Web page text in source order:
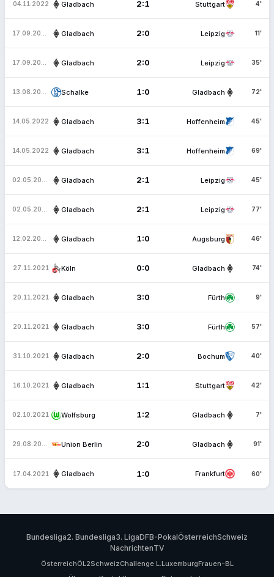
04.11.2022 Gladbach 2:1 Stuttgart 4'
Gladbach 2:0 Leipzig 11'
Gladbach 2:0 Leipzig 35'
Schalke 1:0 Gladbach 72'
14.05.2022 Gladbach 3:1 Hoffenheim 45'
14.05.2022 Gladbach 3:1 Hoffenheim 69'
Gladbach 2:1 Leipzig 45'
Gladbach 2:1 Leipzig 77'
Gladbach 1:0 Augsburg 46'
27.11.2021 Köln 0:0 Gladbach 74'
20.11.2021 Gladbach 3:0 Fürth 9'
20.11.2021 Gladbach 3:0 Fürth 57'
31.10.2021 Gladbach 2:0 Bochum 40'
16.10.2021 Gladbach 1:1 Stuttgart 42'
02.10.2021 Wolfsburg 1:2 Gladbach 7'
Union Berlin 2:0 Gladbach 91'
17.04.2021 Gladbach 1:0 Frankfurt 60'
Bundesliga2. Bundesliga3. LigaDFB-PokalÖsterreichSchweiz
NachrichtenTV
ÖsterreichÖL2SchweizChallenge L.LuxemburgFrauen-BL